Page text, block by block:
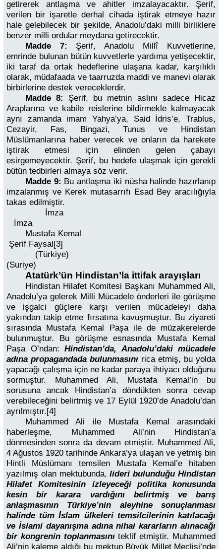
getirerek antlaşma ve ahitler imzalayacaktır. Şerif,
verilen bir işaretle derhal cihada iştirak etmeye hazır
hale gelebilecek bir şekilde, Anadolu’daki milli birliklere
benzer milli ordular meydana getirecektir.
Madde 7: Şerif, Anadolu Millî Kuvvetlerine,
emrinde bulunan bütün kuvvetlerle yardıma yetişecektir,
iki taraf da ortak hedeflerine ulaşana kadar, karşılıklı
olarak, müdafaada ve taarruzda maddi ve manevi olarak
birbirlerine destek vereceklerdir.
Madde 8:
Şerif, bu metnin aslını sadece Hicaz
Araplarına ve kabile reislerine bildirmekle kalmayacak
aynı zamanda imam Yahya’ya, Said İdris’e, Trablus,
Cezayir, Fas, Bingazi, Tunus ve Hindistan
Müslümanlarına haber verecek ve onların da harekete
iştirak etmesi için elinden gelen çabayı
esirgemeyecektir. Şerif, bu hedefe ulaşmak için gerekli
bütün tedbirleri almaya söz verir.
Madde 9: Bu antlaşma iki nüsha halinde hazırlanıp
imzalanmış ve Kerek mutasarrıfı Esad Bey aracılığıyla
takas edilmiştir.
İmza
İmza
Mustafa Kemal
Şerif Faysal[3]
(Türkiye)
(Suriye)
Atatürk’ün Hindistan’la ittifak arayışları
Hindistan Hilafet Komitesi Başkanı Muhammed Ali,
Anadolu’ya gelerek Milli Mücadele önderleri ile görüşme
ve işgalci güçlere karşı verilen mücadeleyi daha
yakından takip etme fırsatına kavuşmuştur. Bu ziyareti
sırasında Mustafa Kemal Paşa ile de müzakerelerde
bulunmuştur. Bu görüşme esnasında Mustafa Kemal
Paşa O’ndan: Hindistan’da, Anadolu’daki mücadele
adına propagandada bulunmasını rica etmiş, bu yolda
yapacağı çalışma için ne kadar paraya ihtiyacı olduğunu
sormuştur. Muhammed Ali, Mustafa Kemal’in bu
sorusuna ancak Hindistan’a döndükten sonra cevap
verebileceğini belirtmiş ve 17 Eylül 1920’de Anadolu’dan
ayrılmıştır.[4]
Muhammed Ali ile Mustafa Kemal arasındaki
haberleşme, Muhammed Ali’nin Hindistan’a
dönmesinden sonra da devam etmiştir. Muhammed Ali,
4 Ağustos 1920 tarihinde Ankara’ya ulaşan ve yetmiş bin
Hintli Müslümanı temsilen Mustafa Kemal’e hitaben
yazılmış olan mektubunda,lideri bulunduğu Hindistan
Hilafet Komitesinin izleyeceği politika konusunda
kesin bir karara vardığını belirtmiş ve barış
anlaşmasının Türkiye’nin aleyhine sonuçlanması
halinde tüm İslam ülkeleri temsilcilerinin katılacağı
ve İslami dayanışma adına nihai kararların alınacağı
bir kongrenin toplanmasınıteklif etmiştir. Muhammed
Ali’nin kaleme aldığı bu mektup Büyük Millet Meclisi’nde